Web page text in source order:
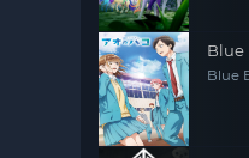
Blue
Blue